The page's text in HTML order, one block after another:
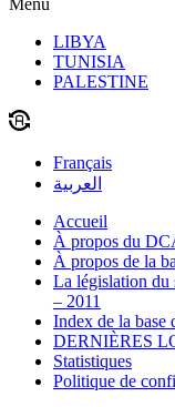
Menu
LIBYA
TUNISIA
PALESTINE
Français
العربية
Accueil
À propos du
À propos de la
La législation du
– 2011
Index de la base
DERNIÈRES
Statistiques
Politique de